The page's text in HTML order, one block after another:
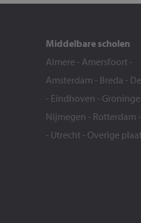
Middelbare scholen
Almere - Amersfoort -
Amsterdam - Breda -
- Eindhoven -
Nijmegen - Rotterdam -
- Utrecht - Overige